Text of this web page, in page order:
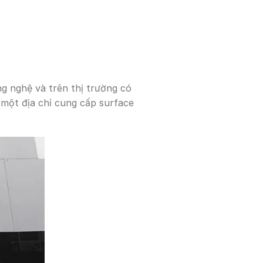
nghệ và trên thị trường có
địa chỉ cung cấp surface